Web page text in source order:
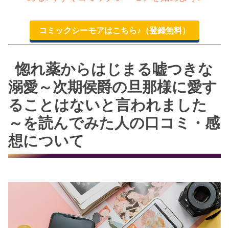
コミックシーモアはこちら♪（登録無料）
惚れ薬からはじまる嘘つきな
溺愛～次期侯爵の旦那様に愛す
ることはないと言われました
～を読んでみた人の口コミ・感
想について